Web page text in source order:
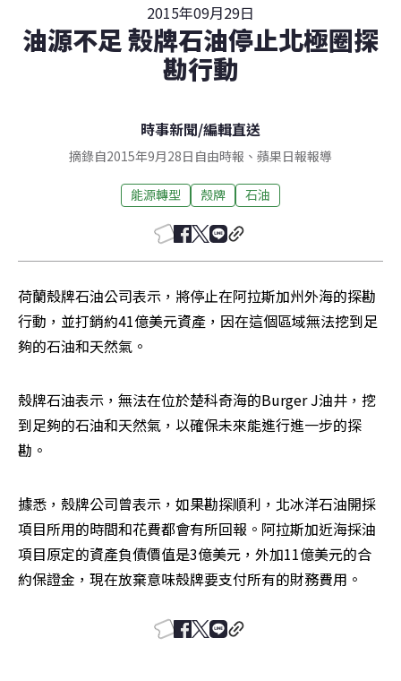
2015年09月29日
油源不足 殼牌石油停止北極圈探
勘行動
時事新聞/編輯直送
摘錄自2015年9月28日自由時報、蘋果日報報導
能源轉型 殼牌 石油
荷蘭殼牌石油公司表示，將停止在阿拉斯加州外海的探勘
行動，並打銷約41億美元資產，因在這個區域無法挖到足
夠的石油和天然氣。
殼牌石油表示，無法在位於楚科奇海的Burger J油井，挖
到足夠的石油和天然氣，以確保未來能進行進一步的探
勘。
據悉，殼牌公司曾表示，如果勘探順利，北冰洋石油開採
項目所用的時間和花費都會有所回報。阿拉斯加近海採油
項目原定的資產負債價值是3億美元，外加11億美元的合
約保證金，現在放棄意味殼牌要支付所有的財務費用。